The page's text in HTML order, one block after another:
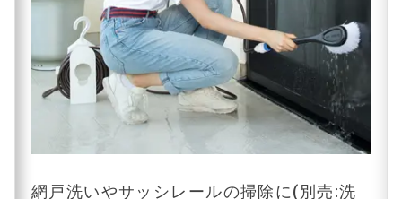
網戸洗いやサッシレールの掃除に(別売:洗